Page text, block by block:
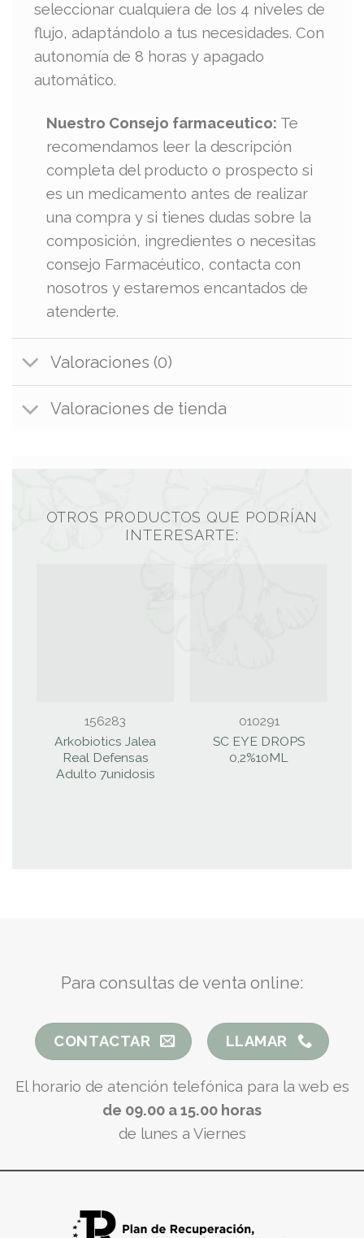
seleccionar cualquiera de los 4 niveles de
flujo, adaptándolo a tus necesidades. Con
autonomía de 8 horas y apagado
automático.
Nuestro Consejo farmaceutico: Te
recomendamos leer la descripción
completa del producto o prospecto si
es un medicamento antes de realizar
una compra y si tienes dudas sobre la
composición, ingredientes o necesitas
consejo Farmacéutico, contacta con
nosotros y estaremos encantados de
atenderte.
Valoraciones (0)
Valoraciones de tienda
OTROS PRODUCTOS QUE PODRÍAN
INTERESARTE:
156283
Arkobiotics Jalea
Real Defensas
Adulto 7unidosis
010291
SC EYE DROPS
0,2%10ML
Para consultas de venta online:
CONTACTAR LLAMAR
El horario de atención telefónica para la web es
de 09.00 a 15.00 horas
de lunes a Viernes